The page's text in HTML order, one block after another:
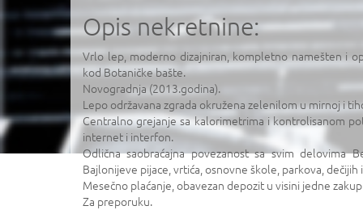
Opis nekretnine:
Vrlo lep, moderno dizajniran, kompletno namešten i
kod Botaničke bašte.
Novogradnja (2013.godina).
Lepo održavana zgrada okružena zelenilom u mirnoj i
Centralno grejanje sa kalorimetrima i kontrolisanom
internet i interfon.
Odlična saobraćajna povezanost sa svim delovima
Bajlonijeve pijace, vrtića, osnovne škole, parkova, dečijih
Mesečno plaćanje, obavezan depozit u visini jedne
Za preporuku.